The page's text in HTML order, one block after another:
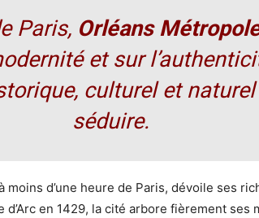
Paris, Orléans
et sur
culturel et
séduire.
moins d’une heure de Paris, dévoile ses
en 1429, la cité arbore fièrement ses